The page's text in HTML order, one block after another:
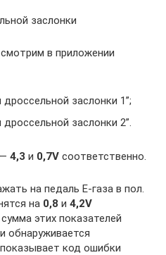
заслонки
в приложении
заслонки 1”;
заслонки 2”.
4,3 и 0,7V соответственно.
на педаль Е-газа в пол.
на 0,8 и 4,2V
этих показателей
обнаруживается
код ошибки